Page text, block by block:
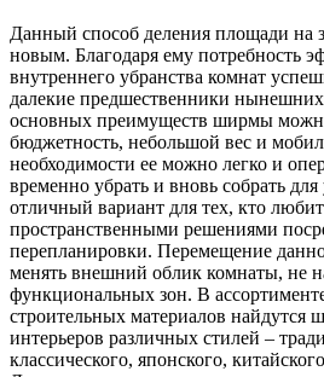
Данный способ деления площади на
новым. Благодаря ему потребность
внутреннего убранства комнат
далекие предшественники
основных преимуществ ширмы
бюджетность, небольшой вес и
необходимости ее можно легко и
временно убрать и вновь собрать
отличный вариант для тех, кто
пространственными решениями
перепланировки. Перемещение
менять внешний облик комнаты, не
функциональных зон. В
строительных материалов найдутся
интерьеров различных стилей –
классического, японского,